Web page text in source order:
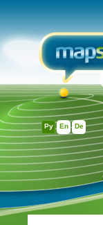
Ру En De